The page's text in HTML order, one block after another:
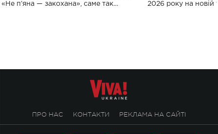
«Не пʼяна — закохана», саме так
2026 року на новій
ПРО НАС КОНТАКТИ РЕКЛАМА НА САЙТІ